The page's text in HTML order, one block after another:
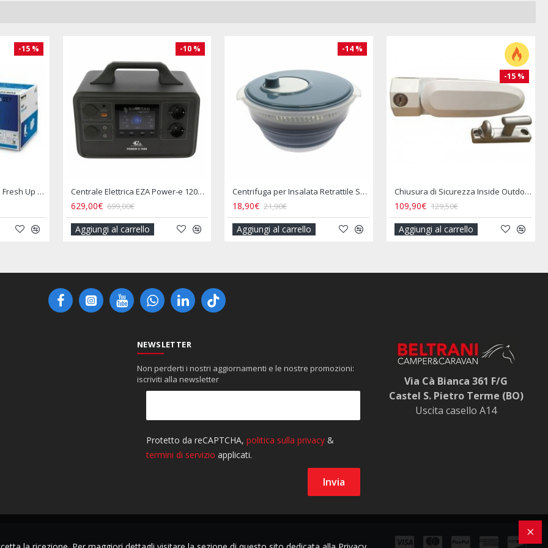
Copertura Impermeabile per Portabici Posteriore Camper 2–3 Biciclette
al carrello
Copertura Impermeabile per Portabici Posteriore Camper 4 Biciclette
Aggiungi al carrello
-28 %
Coppia di Filtri Gas - TRUMA
Aggiungi al carrello Aggiungi al
NEWSLETTER
Non perderti i nostri aggiornamenti e le nostre promozioni:
iscriviti alla newsletter
Via Cà Bianca 361 F/G
Castel S. Pietro Terme (BO)
Uscita casello A14